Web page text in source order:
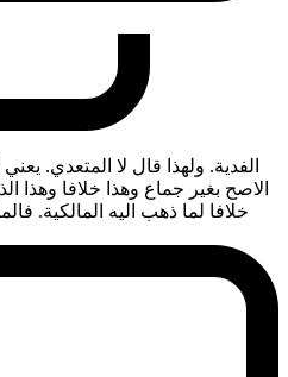
الفدية. ولهذا قال لا المتعدي.
الاصح بغير جماع وهذا خلافا وهذا
خلافا لما ذهب اليه المالكية.